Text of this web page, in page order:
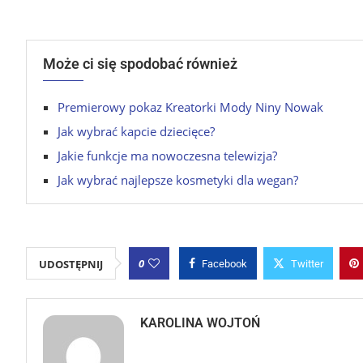
Może ci się spodobać również
Premierowy pokaz Kreatorki Mody Niny Nowak
Jak wybrać kapcie dziecięce?
Jakie funkcje ma nowoczesna telewizja?
Jak wybrać najlepsze kosmetyki dla wegan?
UDOSTĘPNIJ 0 Facebook Twitter
KAROLINA WOJTOŃ